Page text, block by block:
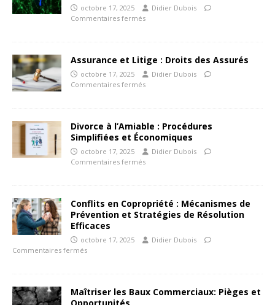
octobre 17, 2025
Didier Dubois
Commentaires fermés
Assurance et Litige : Droits des Assurés
octobre 17, 2025
Didier Dubois
Commentaires fermés
Divorce à l’Amiable : Procédures
Simplifiées et Économiques
octobre 17, 2025
Didier Dubois
Commentaires fermés
Conflits en Copropriété : Mécanismes de
Prévention et Stratégies de Résolution
Efficaces
octobre 17, 2025
Didier Dubois
Commentaires fermés
Maîtriser les Baux Commerciaux: Pièges et